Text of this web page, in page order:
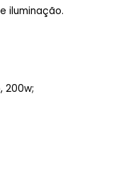
iluminação.
200w;